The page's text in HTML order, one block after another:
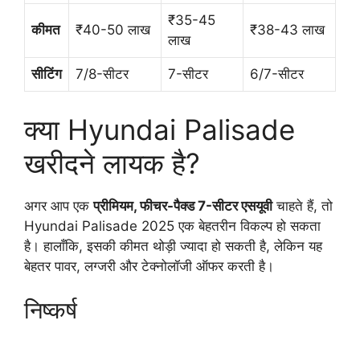
कीमत ₹40-50 लाख
₹35-45
लाख
₹38-43 लाख
सीटिंग 7/8-सीटर 7-सीटर 6/7-सीटर
क्या Hyundai Palisade
खरीदने लायक है?
अगर आप एकप्रीमियम, फीचर-पैक्ड 7-सीटर एसयूवीचाहते हैं, तो
Hyundai Palisade 2025 एक बेहतरीन विकल्प हो सकता
है। हालाँकि, इसकी कीमत थोड़ी ज्यादा हो सकती है, लेकिन यह
बेहतर पावर, लग्जरी और टेक्नोलॉजी ऑफर करती है।
निष्कर्ष